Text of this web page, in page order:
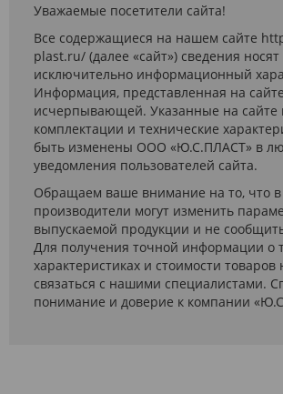
Уважаемые посетители сайта!
Все содержащиеся на нашем сайте
plast.ru/ (далее «сайт») сведения носят
исключительно информационный
Информация, представленная на
исчерпывающей. Указанные на сайте
комплектации и технические
быть изменены ООО «Ю.С.ПЛАСТ» в
уведомления пользователей сайта.
Обращаем ваше внимание на то, что в
производители могут изменить
выпускаемой продукции и не
Для получения точной информации о
характеристиках и стоимости товаров
связаться с нашими специалистами.
понимание и доверие к компании